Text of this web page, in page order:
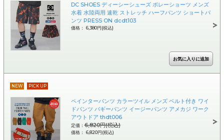
DC SHOES ディーシーシューズ ボレーショーツ メンズ
水着 水陸両用 速乾 ストレッチ ハーフパンツ ショートパ
ンツ PRESS ON dcdt103
価格： 6,380円(税込)
NEW PICK UP
ペインターパンツ カラーツイル メンズ ベルト付き ワイ
ドパンツ バギーパンツ イージーパンツ アメカジ ワーク
アウトドア thdt006
定価：6,820円(税込)
価格： 6,820円(税込)